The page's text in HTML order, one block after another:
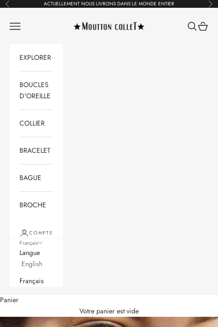
Passer au contenu
Précédent ACTUELLEMENT NOUS LIVRONS DANS LE MONDE ENTIER
Moutton colleT Jewellery
Ouvrir la navigation Ouvrir la
Voir
EXPLORER
BOUCLES
D'OREILLE
COLLIER
BRACELET
BAGUE
BROCHE
COMPTE
Français
Langue
English
Français
Panier
Votre panier est vide